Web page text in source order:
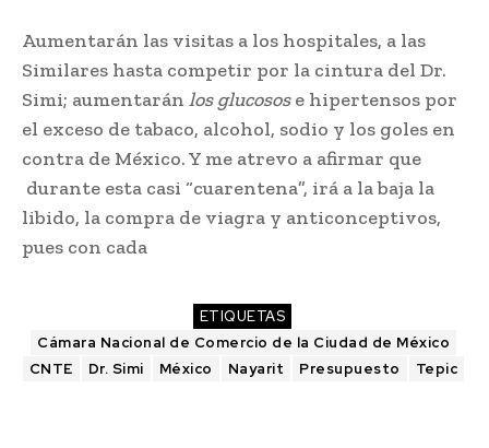
Aumentarán las visitas a los hospitales, a las
Similares hasta competir por la cintura del Dr.
Simi; aumentarán los glucosose hipertensos por
el exceso de tabaco, alcohol, sodio y los goles en
contra de México. Y me atrevo a afirmar que
durante esta casi “cuarentena”, irá a la baja la
libido, la compra de viagra y anticonceptivos,
pues con cada
ETIQUETAS
Cámara Nacional de Comercio de la Ciudad de México
CNTE
Dr. Simi México Nayarit Presupuesto Tepic